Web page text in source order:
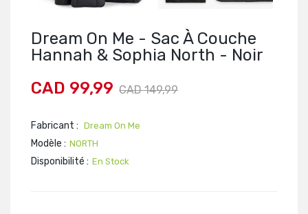
Dream On Me - Sac À Couche
Hannah & Sophia North - Noir
CAD 99,99 CAD 149,99
Fabricant : Dream On Me
Modèle : NORTH
Disponibilité : En Stock